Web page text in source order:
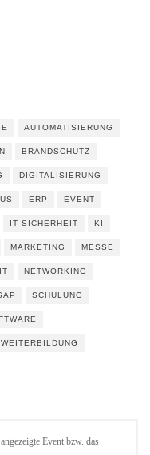
AUTOMATISIERUNG
BRANDSCHUTZ
DIGITALISIERUNG
ERP EVENT
IT SICHERHEIT KI
MARKETING MESSE
NETWORKING
SCHULUNG
WEITERBILDUNG
Event bzw. das